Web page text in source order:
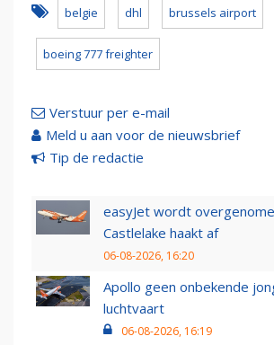
belgie dhl brussels airport
boeing 777 freighter
Verstuur per e-mail
Meld u aan voor de nieuwsbrief
Tip de redactie
easyJet wordt
Castlelake haakt af
06-08-2026, 16:20
Apollo geen onbekende
luchtvaart
06-08-2026, 16:19